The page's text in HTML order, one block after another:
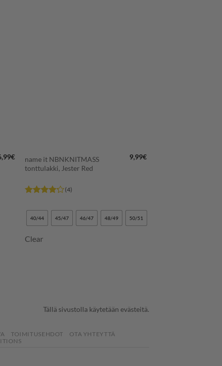
€
name it NBNKNITMASS
tonttulakki, Jester Red
tuotteesta:
4.25 / 5
(4)
9,99€
40/44 45/47 46/47 48/49 50/51
Clear
Tällä sivustolla käytetään evästeitä.
TOIMITUSEHDOT
OTA YHTEYTTÄ